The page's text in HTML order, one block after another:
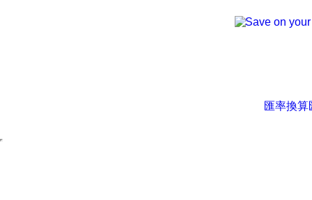
匯率換